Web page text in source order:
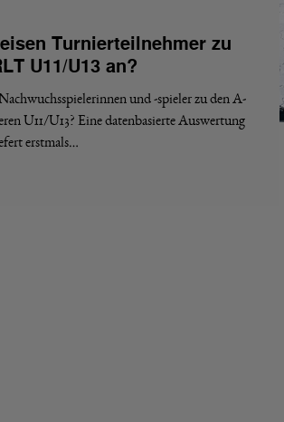
Turnierteilnehmer zu
U11/U13 an?
und -spieler zu den A-
U11/U13? Eine datenbasierte Auswertung
erstmals…